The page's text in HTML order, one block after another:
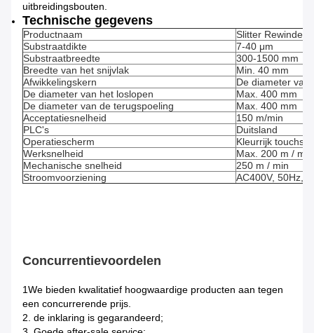
uitbreidingsbouten.
Technische gegevens
Productnaam
Slitter Rewinder
Substraatdikte
7-40 μm
Substraatbreedte
300-1500 mm
Breedte van het snijvlak
Min. 40 mm
Afwikkelingskern
De diameter van
De diameter van het loslopen
Max. 400 mm
De diameter van de terugspoeling
Max. 400 mm
Acceptatiesnelheid
150 m/min
PLC's
Duitsland
Operatiescherm
Kleurrijk
Werksnelheid
Max. 200 m /
Mechanische snelheid
250 m / min
Stroomvoorziening
AC400V, 50Hz,